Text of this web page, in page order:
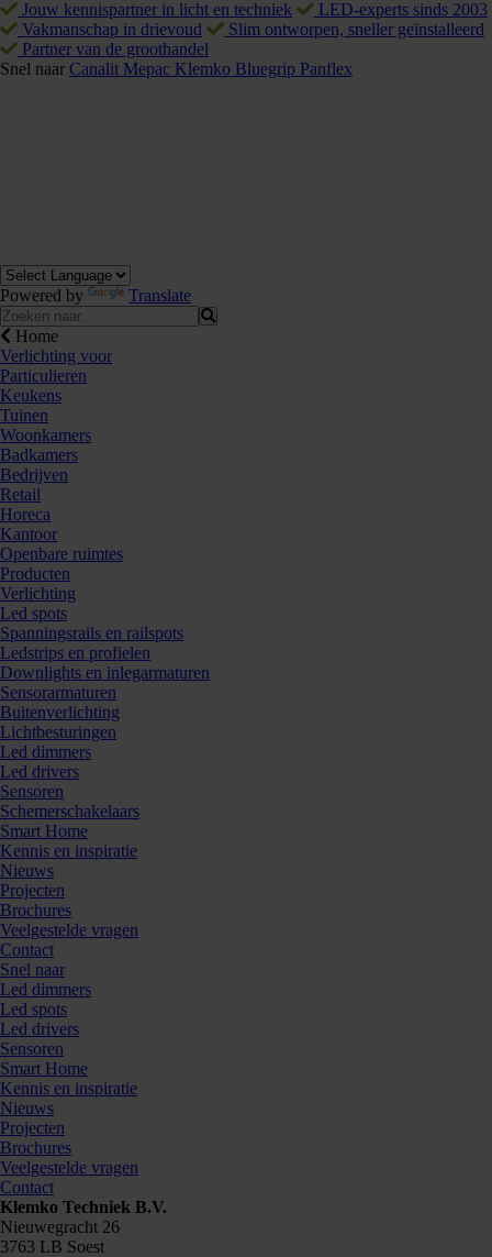
Jouw kennispartner in licht en techniek
LED-experts sinds 2003
Vakmanschap in drievoud
Slim ontworpen, sneller geïnstalleerd
Partner van de groothandel
Snel naar Canalit Mepac Klemko Bluegrip Panflex
Powered by Translate
Home
Verlichting voor
Particulieren
Keukens
Tuinen
Woonkamers
Badkamers
Bedrijven
Retail
Horeca
Kantoor
Openbare ruimtes
Producten
Verlichting
Led spots
Spanningsrails en railspots
Ledstrips en profielen
Downlights en inlegarmaturen
Sensorarmaturen
Buitenverlichting
Lichtbesturingen
Led dimmers
Led drivers
Sensoren
Schemerschakelaars
Smart Home
Kennis en inspiratie
Nieuws
Projecten
Brochures
Veelgestelde vragen
Contact
Snel naar
Led dimmers
Led spots
Led drivers
Sensoren
Smart Home
Kennis en inspiratie
Nieuws
Projecten
Brochures
Veelgestelde vragen
Contact
Klemko Techniek B.V.
Nieuwegracht 26
3763 LB Soest